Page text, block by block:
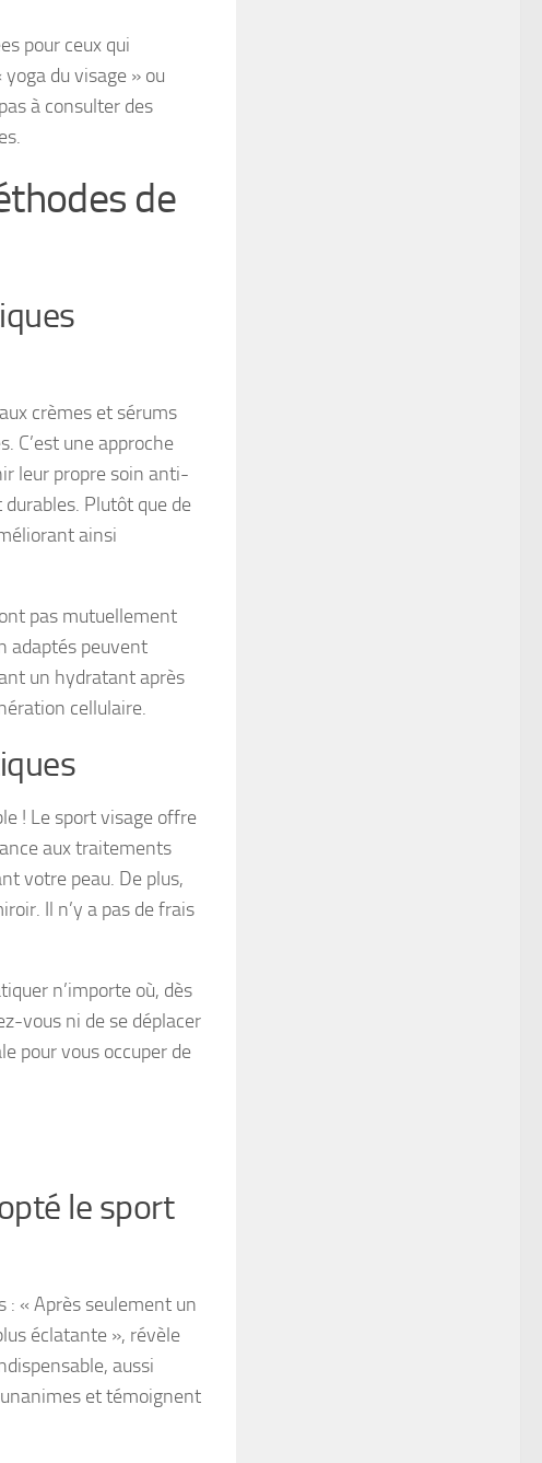
pour ceux qui
du visage » ou
à consulter des
de
crèmes et sérums
C’est une approche
leur propre soin anti-
Plutôt que de
ainsi
pas mutuellement
adaptés peuvent
un hydratant après
cellulaire.
! Le sport visage offre
aux traitements
votre peau. De plus,
Il n’y a pas de frais
n’importe où, dès
vous ni de se déplacer
pour vous occuper de
le sport
: « Après seulement un
éclatante », révèle
aussi
et témoignent